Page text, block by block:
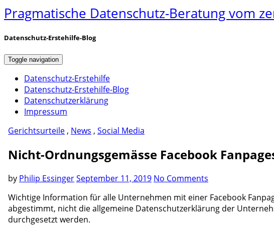
Pragmatische Datenschutz-Beratung vom
Datenschutz-Erstehilfe-Blog
Toggle navigation
Datenschutz-Erstehilfe
Datenschutz-Erstehilfe-Blog
Datenschutzerklärung
Impressum
Gerichtsurteile , News , Social Media
Nicht-Ordnungsgemässe Facebook
by Philip EssingerSeptember 11, 2019 No Comments
Wichtige Information für alle Unternehmen mit einer Facebook
abgestimmt, nicht die allgemeine Datenschutzerklärung der
durchgesetzt werden.